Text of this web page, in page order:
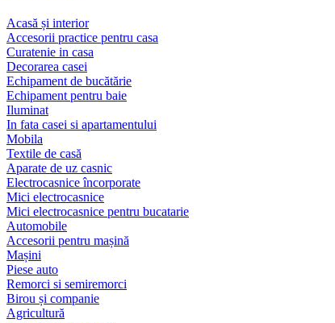
Acasă și interior
Accesorii practice pentru casa
Curatenie in casa
Decorarea casei
Echipament de bucătărie
Echipament pentru baie
Iluminat
In fata casei si apartamentului
Mobila
Textile de casă
Aparate de uz casnic
Electrocasnice încorporate
Mici electrocasnice
Mici electrocasnice pentru bucatarie
Automobile
Accesorii pentru mașină
Mașini
Piese auto
Remorci si semiremorci
Birou și companie
Agricultură